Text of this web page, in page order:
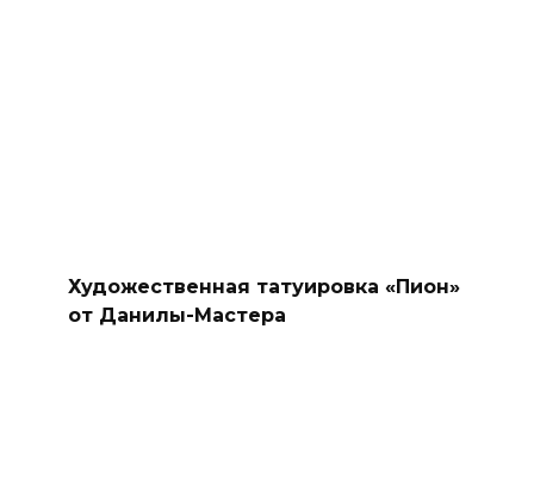
Художественная татуировка «Пион»
от Данилы-Мастера